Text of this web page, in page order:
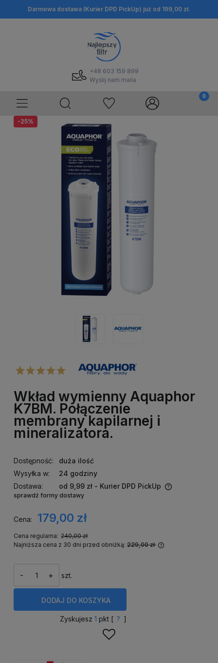
Darmowa dostawa (Kurier DPD PickUp) już od 199,00 zł.
+48 603 159 899
Wyślij nam maila
-25%
Wkład wymienny Aquaphor
K7BM. Połączenie
membrany kapilarnej i
mineralizatora.
Dostępność:
duża ilość
Wysyłka w:
24 godziny
Dostawa:
od 9,99 zł - Kurier DPD PickUp
Cena nie zawiera ewentualnych kosztów płatności
sprawdź formy dostawy
Cena: 179,00 zł
Cena regularna: 240,00 zł
Najniższa cena z 30 dni przed obniżką: 229,00 zł
+
- szt.
DODAJ DO KOSZYKA
Zyskujesz 1 pkt [ ? ]